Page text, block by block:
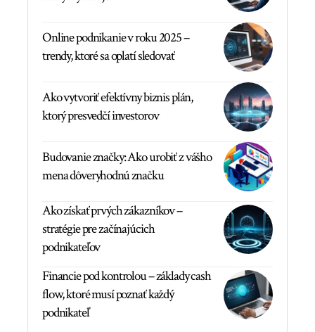
Online podnikanie v roku 2025 –
trendy, ktoré sa oplatí sledovať
Ako vytvoriť efektívny biznis plán,
ktorý presvedčí investorov
Budovanie značky: Ako urobiť z vášho
mena dôveryhodnú značku
Ako získať prvých zákazníkov –
stratégie pre začínajúcich
podnikateľov
Financie pod kontrolou – základy cash
flow, ktoré musí poznať každý
podnikateľ